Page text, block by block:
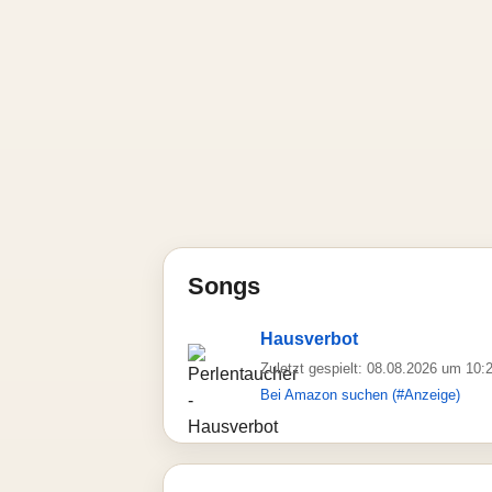
Songs
Hausverbot
Zuletzt gespielt: 08.08.2026 um
Bei Amazon suchen (#Anzeige)